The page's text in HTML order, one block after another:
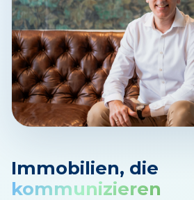
Immobilien, die
kommunizieren